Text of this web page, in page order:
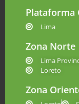
Plataforma
Lima
Zona Norte
Lima
Loreto
Zona